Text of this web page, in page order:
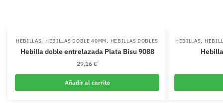
HEBILLAS, HEBILLAS DOBLE 40MM, HEBILLAS DOBLES
Hebilla doble entrelazada Plata Bisu 9088
29,16 €
Añadir al carrito
HEBILLAS,